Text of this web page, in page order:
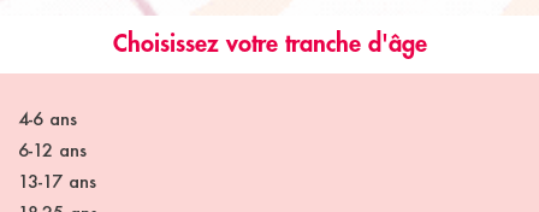
Choisissez votre tranche d'âge
4-6 ans
6-12 ans
13-17 ans